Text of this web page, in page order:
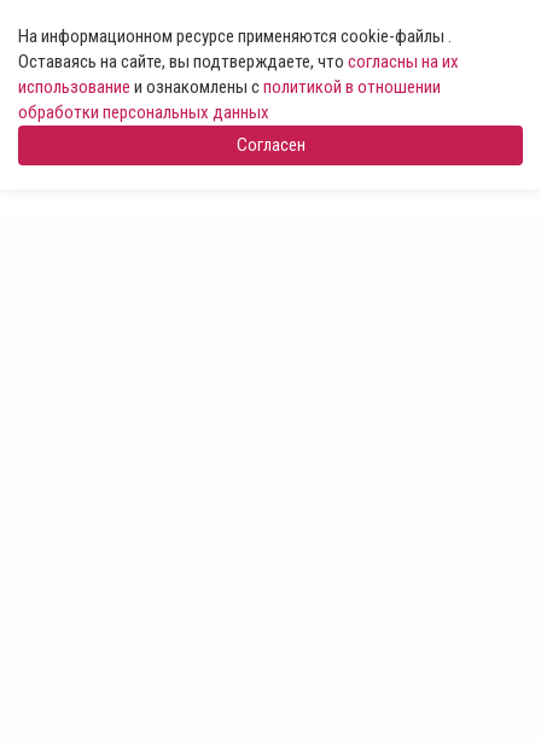
На информационном ресурсе применяются cookie-файлы .
Оставаясь на сайте, вы подтверждаете, что согласны на их
использование и ознакомлены сполитикой в отношении
обработки персональных данных
Согласен